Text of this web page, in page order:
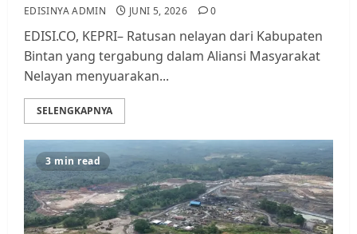
EDISINYA ADMIN JUNI 5, 2026 0
EDISI.CO, KEPRI– Ratusan nelayan dari Kabupaten
Bintan yang tergabung dalam Aliansi Masyarakat
Nelayan menyuarakan...
SELENGKAPNYA
3 min read